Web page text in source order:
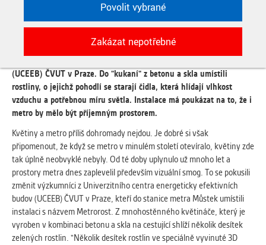
POTŘEBNÉ
Technické cookies využívané aplikacemi
ČVUT pro uchování jejich nastavení,
vlastností a identifikátorů relace. Jsou
nezbytné pro správné fungování a jsou
vždy aktivní.
ANALYTICKÉ
Slouží pro získávání anonymizovaných
statistických údajů, které nám pomáhají
vylepšovat naše aplikace. Zpravidla jde o
cookies systémů třetích stran, které k
těmto účelům využíváme.
MARKETINGOVÉ
Povolit vybrané
Zakázat nepotřebné
28. 11. 2023
žádné kytky v květináči, ale o důmyslný systém, který vymysleli
(UCEEB) ČVUT v Praze. Do "kukaní" z betonu a skla umístili
rostliny, o jejichž pohodlí se starají čidla, která hlídají vlhkost
vzduchu a potřebnou míru světla. Instalace má poukázat na to, že i
metro by mělo být příjemným prostorem.
Květiny a metro příliš dohromady nejdou. Je dobré si však
připomenout, že když se metro v minulém století otevíralo, květiny zde
tak úplně neobvyklé nebyly. Od té doby uplynulo už mnoho let a
prostory metra dnes zaplevelil především vizuální smog. To se pokusili
změnit výzkumníci z Univerzitního centra energeticky efektivních
budov (UCEEB) ČVUT v Praze, kteří do stanice metra Můstek umístili
instalaci s názvem Metrorost. Z mnohostěnného květináče, který je
vyroben v kombinaci betonu a skla na cestující shlíží několik desítek
zelených rostlin. "Několik desítek rostlin ve speciálně vyvinuté 3D